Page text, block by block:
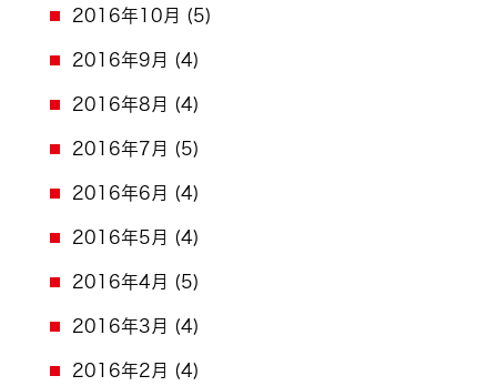
2016年10月 (5)
2016年9月 (4)
2016年8月 (4)
2016年7月 (5)
2016年6月 (4)
2016年5月 (4)
2016年4月 (5)
2016年3月 (4)
2016年2月 (4)